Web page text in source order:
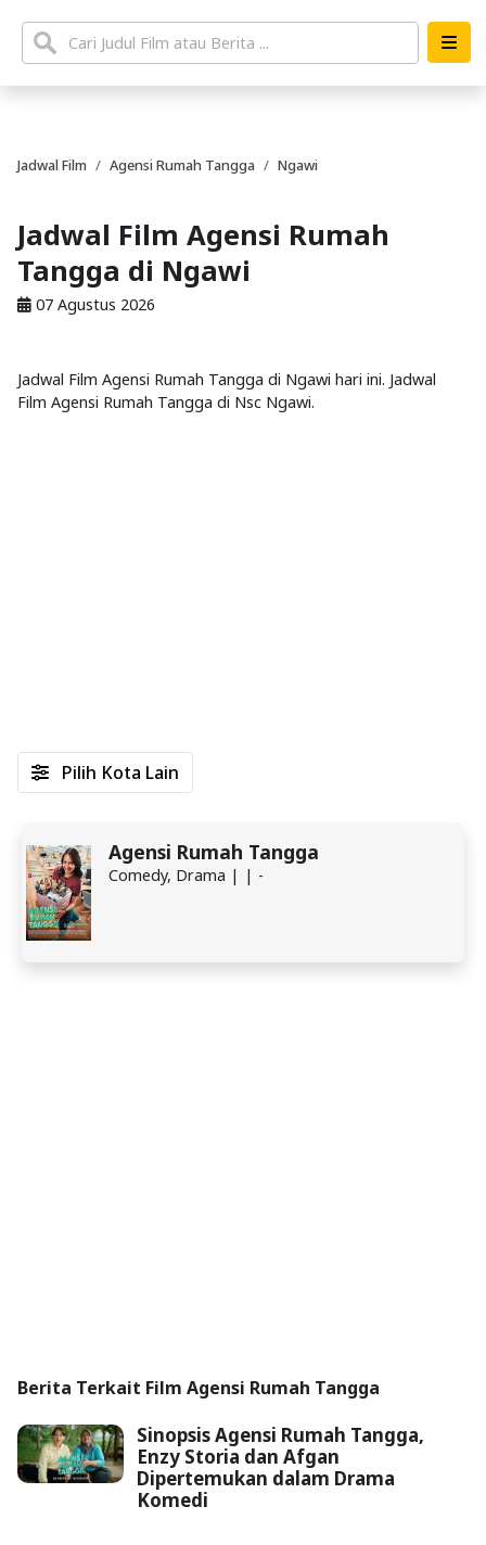
Jadwal Film Agensi Rumah Tangga Ngawi
Jadwal Film Agensi Rumah
Tangga di Ngawi
07 Agustus 2026
Jadwal Film Agensi Rumah Tangga di Ngawi hari ini. Jadwal
Film Agensi Rumah Tangga di Nsc Ngawi.
Agensi Rumah Tangga
Comedy, Drama | | -
Pilih Kota Lain
Berita Terkait Film Agensi Rumah Tangga
Sinopsis Agensi Rumah Tangga,
Enzy Storia dan Afgan
Dipertemukan dalam Drama
Komedi